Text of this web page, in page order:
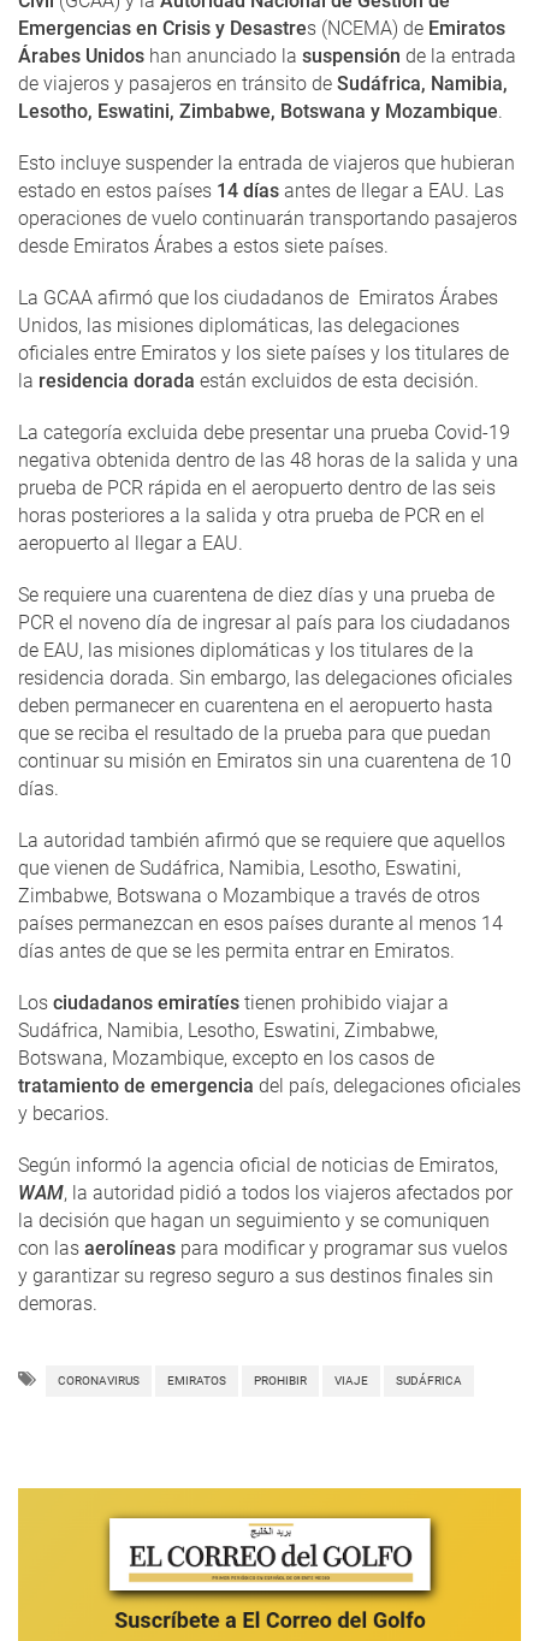
Emergencias en Crisis y Desastres (NCEMA) de Emiratos
Árabes Unidos han anunciado la suspensión de la entrada
de viajeros y pasajeros en tránsito de Sudáfrica, Namibia,
Lesotho, Eswatini, Zimbabwe, Botswana y Mozambique.
Esto incluye suspender la entrada de viajeros que hubieran
estado en estos países 14 días antes de llegar a EAU. Las
operaciones de vuelo continuarán transportando pasajeros
desde Emiratos Árabes a estos siete países.
La GCAA afirmó que los ciudadanos de Emiratos Árabes
Unidos, las misiones diplomáticas, las delegaciones
oficiales entre Emiratos y los siete países y los titulares de
la residencia dorada están excluidos de esta decisión.
La categoría excluida debe presentar una prueba Covid-19
negativa obtenida dentro de las 48 horas de la salida y una
prueba de PCR rápida en el aeropuerto dentro de las seis
horas posteriores a la salida y otra prueba de PCR en el
aeropuerto al llegar a EAU.
Se requiere una cuarentena de diez días y una prueba de
PCR el noveno día de ingresar al país para los ciudadanos
de EAU, las misiones diplomáticas y los titulares de la
residencia dorada. Sin embargo, las delegaciones oficiales
deben permanecer en cuarentena en el aeropuerto hasta
que se reciba el resultado de la prueba para que puedan
continuar su misión en Emiratos sin una cuarentena de 10
días.
La autoridad también afirmó que se requiere que aquellos
que vienen de Sudáfrica, Namibia, Lesotho, Eswatini,
Zimbabwe, Botswana o Mozambique a través de otros
países permanezcan en esos países durante al menos 14
días antes de que se les permita entrar en Emiratos.
Los ciudadanos emiratíes tienen prohibido viajar a
Sudáfrica, Namibia, Lesotho, Eswatini, Zimbabwe,
Botswana, Mozambique, excepto en los casos de
tratamiento de emergencia del país, delegaciones oficiales
y becarios.
Según informó la agencia oficial de noticias de Emiratos,
WAM, la autoridad pidió a todos los viajeros afectados por
la decisión que hagan un seguimiento y se comuniquen
con las aerolíneas para modificar y programar sus vuelos
y garantizar su regreso seguro a sus destinos finales sin
demoras.
CORONAVIRUS EMIRATOS PROHIBIR VIAJE SUDÁFRICA